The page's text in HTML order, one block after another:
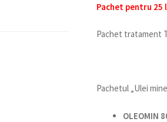
Pachet pentru 25
Pachet tratament
Pachetul „Ulei
OLEOMIN